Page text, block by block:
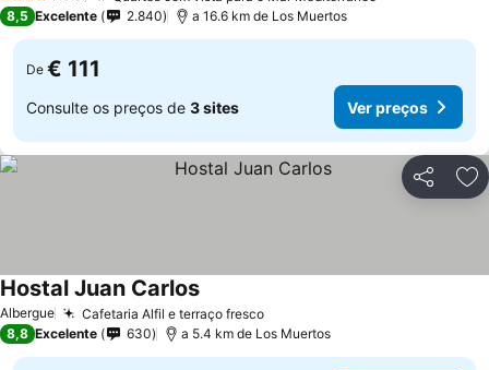
8,5 Excelente 2.840 a 16.6 km de Los Muertos
De € 111
Consulte os preços de 3 sites Ver preços
Partilhar
Albergue Cafetaria Alfil e terraço fresco
Hostal Juan Carlos
8,8 Excelente 630 a 5.4 km de Los Muertos